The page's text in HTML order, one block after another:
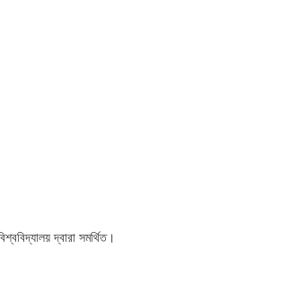
দ্বারা সমর্থিত।